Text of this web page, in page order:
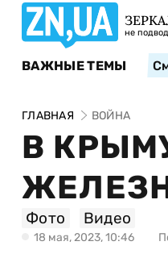
не
ВАЖНЫЕ ТЕМЫ
ГЛАВНАЯ ВОЙНА
В
Фото Видео
18 мая, 2023, 10:46